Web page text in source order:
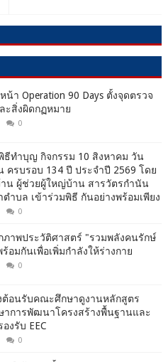
น้า Operation 90 Days ตั้งจุดตรวจ
ะสิ่งผิดกฏหมาย
0
ธีทำบุญ กิจกรรม 10 สิงหาคม วัน
ครบรอบ 134 ปี ประจำปี 2569 โดย
น ผู้ช่วยผู้ใหญ่บ้าน สารวัตรกำนัน
ำบล เข้าร่วมพิธี กันอย่างพร้อมเพียง
0
ภาพประวัติศาสตร์ "รวมพลังคนรักษ์
อมกันเพื่อเพิ่มกำลังให้ร่างกาย
0
ต้อนรับคณะศึกษาดูงานหลักสูตร
าการพัฒนาโครงสร้างพื้นฐานและ
งรับ EEC
0